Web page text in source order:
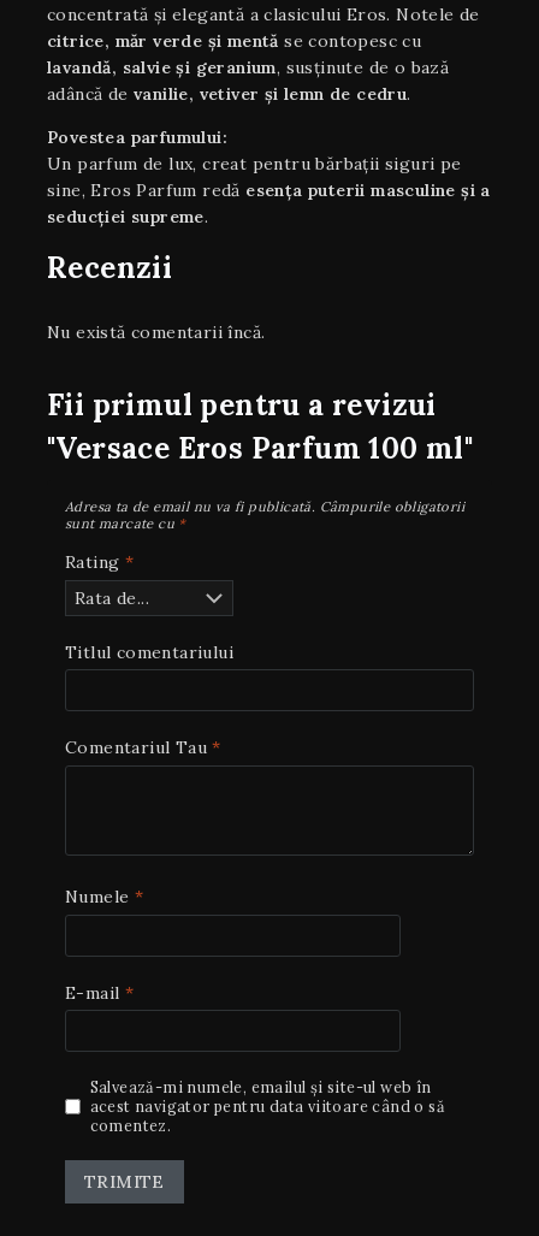
concentrată și elegantă a clasicului Eros. Notele de
citrice, măr verde și mentă se contopesc cu
lavandă, salvie și geranium, susținute de o bază
adâncă de vanilie, vetiver și lemn de cedru.
Povestea parfumului:
Un parfum de lux, creat pentru bărbații siguri pe
sine, Eros Parfum redă esența puterii masculine și a
seducției supreme.
Recenzii
Nu există comentarii încă.
Fii primul pentru a revizui
"Versace Eros Parfum 100 ml"
Adresa ta de email nu va fi publicată. Câmpurile obligatorii
sunt marcate cu *
Rating *
Titlul comentariului
Comentariul Tau*
Numele *
E-mail *
Salvează-mi numele, emailul și site-ul web în
acest navigator pentru data viitoare când o să
comentez.